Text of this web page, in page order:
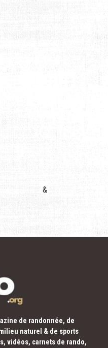
&
de randonnée, de
naturel & de sports
vidéos, carnets de rando,